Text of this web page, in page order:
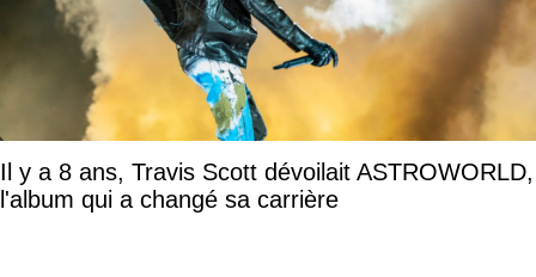
Il y a 8 ans, Travis Scott dévoilait ASTROWORLD,
l'album qui a changé sa carrière